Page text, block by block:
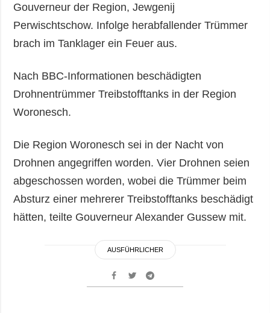
Gouverneur der Region, Jewgenij
Perwischtschow. Infolge herabfallender Trümmer
brach im Tanklager ein Feuer aus.
Nach BBC-Informationen beschädigten
Drohnentrümmer Treibstofftanks in der Region
Woronesch.
Die Region Woronesch sei in der Nacht von
Drohnen angegriffen worden. Vier Drohnen seien
abgeschossen worden, wobei die Trümmer beim
Absturz einer mehrerer Treibstofftanks beschädigt
hätten, teilte Gouverneur Alexander Gussew mit.
AUSFÜHRLICHER